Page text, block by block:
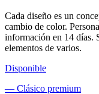
Cada diseño es un
cambio de color.
información en 14 días.
elementos de varios.
Disponible
— Clásico premium